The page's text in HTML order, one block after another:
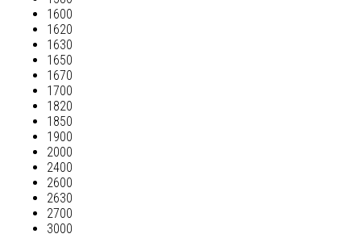
1600
1620
1630
1650
1670
1700
1820
1850
1900
2000
2400
2600
2630
2700
3000